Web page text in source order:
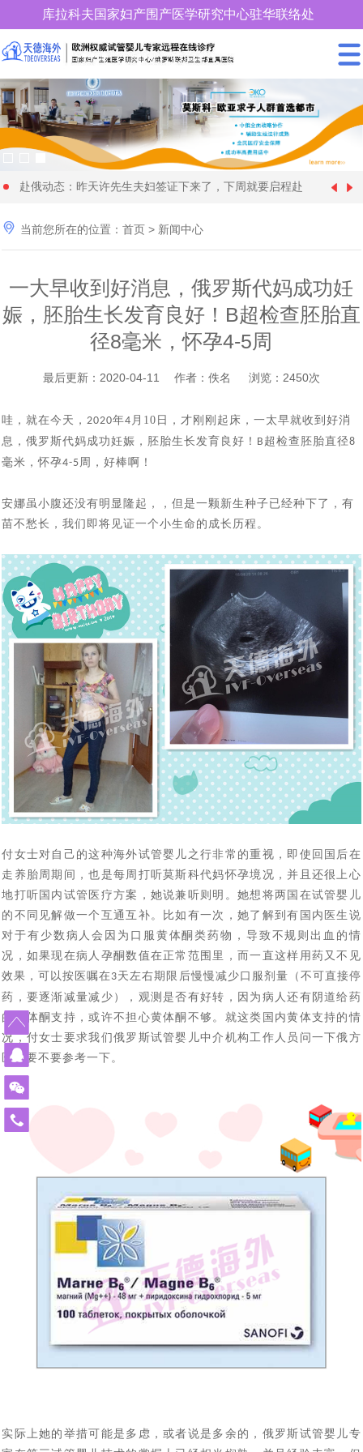
库拉科夫国家妇产围产医学研究中心驻华联络处
400-900-3185
赴俄动态：昨天许先生夫妇签证下来了，下周就要启程赴
[2024-09-20]
28 岁俄罗斯姑娘与57 岁的土耳其富商在格鲁吉亚代怀生
怀求子，现成功移植 [2024-08-28]
快要分娩了，马上8个月，俄罗斯试管婴儿机构开始为黄
女士找保姆了 [2024-08-11]
36岁单身女性赴俄罗斯找了一位同岁的代妈试管婴儿代怀
求子，正做非侵入性产前检查 [2024-06-22]
为什么适龄生育可以降低隐形基因遗传病的发病率_天德
海外试管婴儿助孕有保障 [2024-06-07]
接受不孕不育 [2024-05-15]
上个月赴俄罗斯试管婴儿助孕的陈先生的胚胎筛查结果出
来了， 5颗囊胚2颗过检（合格），2个男孩 [2024-05-07]
大龄女性单身做试管求子：我只是没结婚，不代表我就没
南京夫妇赴俄罗斯试管婴儿求子，一边尝试自卵自怀一边
借卵代怀，准备与代妈同时移植看谁怀的宝宝出生 [2024-
04-24]
43岁的中年夫妇赴白俄罗斯代怀助孕，阶段性成功报告：
已经能听到孩子心跳了 [2024-04-15]
上周43岁陈先生夫妇赴俄罗斯试管婴儿求子，取得9颗卵
水平 [2024-04-08]
管婴儿一对常女士夫妇成功怀孕了 [2024-04-01]
刚刚检查显示胎儿已经三个月了，这对“夫妻”赴俄罗斯试
管助孕，男士在找卵妹借卵，女士找精卵银行借精 [2024-
03-25]
又有一波夫妻要赴俄罗斯做试管婴儿了，他们已经抵达了
莫斯科在做促排卵 [2024-03-18]
20多岁的小夫妻，国内试管婴儿移植5未着床，如果是你
该如何应对 [2024-03-13]
陕西姑娘与南京小伙赴俄罗斯自卵代孕上周已经完成取
卵，取12枚卵子，9枚成熟 ，期待后续胚胎培育结果
[2024-03-06]
今天收到白俄罗斯方面妊娠成功消息，又有一对90后南京
夫妇在俄罗斯做试管婴儿再到白俄罗斯找代妈做代孕，终究
怀上了 [2024-02-19]
北京青年与西安姑娘跨越三国、行程万里试管求子，没有
什么能挡住我们为人父母的梦想_白俄罗斯代孕
29]
单身人群赴白俄罗斯代孕求子现状：买张机票就出发签证
都不用办_国外出生的孩子回出国上户口这样办 [2024-01-
14]
外国人赴白俄罗斯代孕现状：法律是支持的，民众也是有
误解的 [2024-01-05]
莫斯科试管婴儿医院排名_在莫斯科的俄罗斯试管婴儿医
院家更靠谱 [2023-12-14]
白俄罗斯有启动免费预算体外受精计划，赴白俄罗斯做试
挑代妈，我帮你看卵妹 [2023-11-17]
2023年中俄两国在加强经济贸易合作，同时还在医疗方面
签署医学领域合作意向书 [2023-11-02]
2023年11月10日正式落实中哈免签政策，为中国有赴海
外试管婴儿助孕需求的朋友带来福音 [2023-10-24]
43年杨女士今天进入试管婴儿周期，出现下腹部中度疼痛
的现象，生殖医生介绍说正常现象 [2023-10-09]
43年北京职场达人执着生育，带着父母一家三口二次赴俄
[2023-09-25]
中国单身女性赴俄罗斯做试管婴儿单身求子：可以不要老
公，孩子得要一个 [2023-09-06]
做试管婴儿给我们带来了什么?45岁失独妈妈做俄罗斯试
管婴儿终好孕 [2023-07-12]
从千分之五到79.3%的活产率，俄罗斯第三代试管婴儿科
技助力实现双胞胎梦想 [2023-07-07]
我国已有100多万个“失独”家庭，俄罗斯代孕与试管婴儿合
力助孕生子抚慰失独之家
格鲁吉亚格鲁吉亚总理提出禁止给外国人代孕，试管婴儿
技术备受关注
北京姚女士夫妇带父赴俄罗斯做试管婴儿，一起见证解冻
3年前冻卵，冻卵16颗，解冻15颗，成功配成12颗
2023全球生育率均趋持续下跌态势，新的生育方式崛起
[2023-06-07]
改变命运！AMH仅为0.18的卵巢早衰女性，在俄罗斯试管
北京31岁男子赴莫斯科做试管婴儿考察，俄罗斯代孕助孕
机结构提供全方位支持与协助 [2023-06-01]
该考虑了，独生子女的养老焦虑问题即将来临，现在赴俄
罗斯试管婴儿生个二胎三胎还来得及
单身女士想先赴俄罗斯试管婴儿取卵，承诺自己三年内如
果结不了婚就单身求子，这样可行吗? [2023-05-22]
53岁绝经女性，如何逆袭自行生育_未婚单身大龄女性能
赴俄罗斯试管助孕生宝宝 [2023-04-27]
从美国试管婴儿诊所再现冷藏设备故障事件，解说库拉科
夫国家妇产围产医学研究中如何科学监管冻卵/胚
单身大龄女性做试管婴儿求子历程与养娃生活写照分享
中国朋友选择赴俄罗斯试管婴儿生子，为什么成功抱娃有
[2023-03-28]
中国朋友试管婴儿历程：俄罗斯试管婴儿只为实现父母梦
婴儿吗 [2023-03-14]
热点：“父子三人连接患癌”引社会关注，生殖专家介绍俄
 当前您所在的位置：首页 > 新闻中心
一大早收到好消息，俄罗斯代妈成功妊
娠，胚胎生长发育良好！B超检查胚胎直
径8毫米，怀孕4-5周
最后更新：2020-04-11 作者：佚名 浏览：2450次
哇，就在今天，2020年4 月10日，才刚刚起床，一太早就收到好消
息，俄罗斯代妈成功妊娠，胚胎生长发育良好！ B 超检查胚胎直径8
毫米，怀孕4-5周，好棒啊！
安娜虽小腹还没有明显隆起，，但是一颗新生种子已经种下了，有
苗不愁长，我们即将见证一个小生命的成长历程。
付女士对自己的这种海外试管婴儿之行非常的重视，即使回国后在
走养胎周期间，也是每周打听莫斯科代妈怀孕境况，并且还很上心
地打听国内试管医疗方案，她说兼听则明。她想将两国在试管婴儿
的不同见解做一个互通互补。比如有一次，她了解到有国内医生说
对于有少数病人会因为口服黄体酮类药物，导致不规则出血的情
况，如果现在病人孕酮数值在正常范围里，而一直这样用药又不见
效果，可以按医嘱在3天左右期限后慢慢减少口服剂量（不可直接停
药，要逐渐减量减少），观测是否有好转，因为病人还有阴道给药
的黄体酮支持，或许不担心黄体酮不够。就这类国内黄体支持的情
况，付女士要求我们俄罗斯试管婴儿中介机构工作人员问一下俄方
医生要不要参考一下。
实际上她的举措可能是多虑，或者说是多余的，俄罗斯试管婴儿专
线
400-
900-